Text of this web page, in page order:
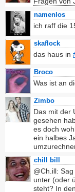
namenlos
ich raff die
skaflock
das haus in
Broco
Was ist an
Zimbo
Das mit der
gesehen
es doch
ein halbes
chill bill
@Ch.ill:
unter (oder
steht? In